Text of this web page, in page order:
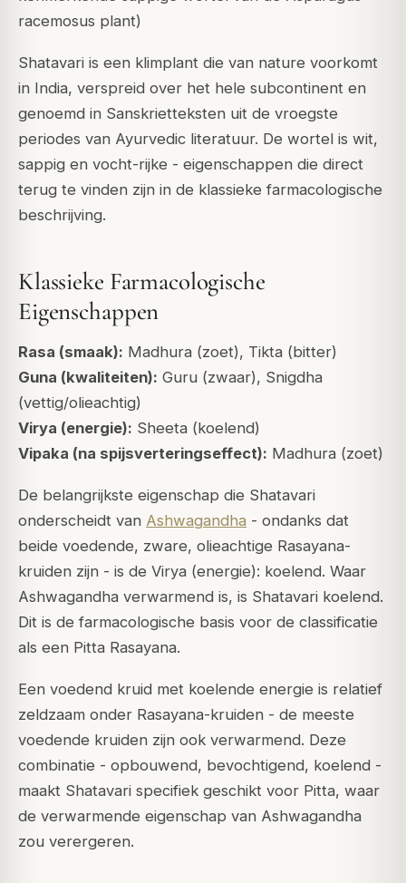
racemosus plant)
Shatavari is een klimplant die van nature voorkomt
in India, verspreid over het hele subcontinent en
genoemd in Sanskrietteksten uit de vroegste
periodes van Ayurvedic literatuur. De wortel is wit,
sappig en vocht-rijke - eigenschappen die direct
terug te vinden zijn in de klassieke farmacologische
beschrijving.
Klassieke Farmacologische
Eigenschappen
Rasa (smaak): Madhura (zoet), Tikta (bitter)
Guna (kwaliteiten): Guru (zwaar), Snigdha
(vettig/olieachtig)
Virya (energie): Sheeta (koelend)
Vipaka (na spijsverteringseffect): Madhura (zoet)
De belangrijkste eigenschap die Shatavari
onderscheidt van Ashwagandha - ondanks dat
beide voedende, zware, olieachtige Rasayana-
kruiden zijn - is de Virya (energie): koelend. Waar
Ashwagandha verwarmend is, is Shatavari koelend.
Dit is de farmacologische basis voor de classificatie
als een Pitta Rasayana.
Een voedend kruid met koelende energie is relatief
zeldzaam onder Rasayana-kruiden - de meeste
voedende kruiden zijn ook verwarmend. Deze
combinatie - opbouwend, bevochtigend, koelend -
maakt Shatavari specifiek geschikt voor Pitta, waar
de verwarmende eigenschap van Ashwagandha
zou verergeren.